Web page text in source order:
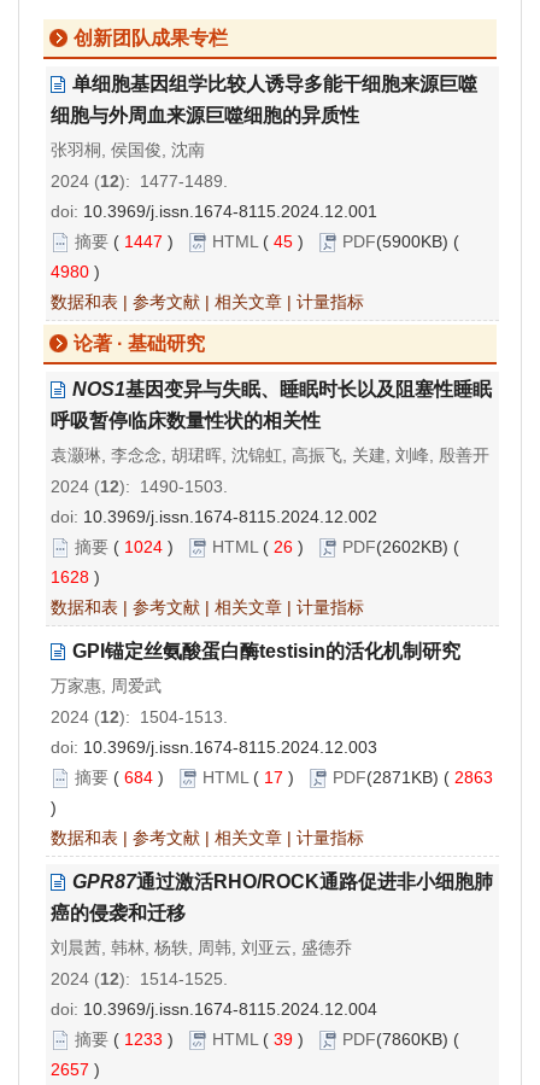
创新团队成果专栏
单细胞基因组学比较人诱导多能干细胞来源巨噬
细胞与外周血来源巨噬细胞的异质性
张羽桐, 侯国俊, 沈南
2024 (12): 1477-1489.
doi: 10.3969/j.issn.1674-8115.2024.12.001
摘要 ( 1447 ) HTML ( 45 ) PDF(5900KB) (
4980 )
数据和表 | 参考文献 | 相关文章 | 计量指标
论著 · 基础研究
NOS1基因变异与失眠、睡眠时长以及阻塞性睡眠
呼吸暂停临床数量性状的相关性
袁灏琳, 李念念, 胡珺晖, 沈锦虹, 高振飞, 关建, 刘峰, 殷善开
2024 (12): 1490-1503.
doi: 10.3969/j.issn.1674-8115.2024.12.002
摘要 ( 1024 ) HTML ( 26 ) PDF(2602KB) (
1628 )
数据和表 | 参考文献 | 相关文章 | 计量指标
GPI锚定丝氨酸蛋白酶testisin的活化机制研究
万家惠, 周爱武
2024 (12): 1504-1513.
doi: 10.3969/j.issn.1674-8115.2024.12.003
摘要 ( 684 ) HTML ( 17 ) PDF(2871KB) ( 2863
)
数据和表 | 参考文献 | 相关文章 | 计量指标
GPR87通过激活RHO/ROCK通路促进非小细胞肺
癌的侵袭和迁移
刘晨茜, 韩林, 杨轶, 周韩, 刘亚云, 盛德乔
2024 (12): 1514-1525.
doi: 10.3969/j.issn.1674-8115.2024.12.004
摘要 ( 1233 ) HTML ( 39 ) PDF(7860KB) (
2657 )